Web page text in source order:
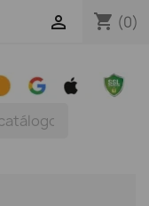
shopping_cart (0)
